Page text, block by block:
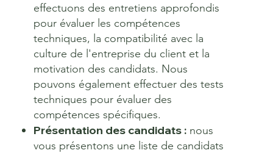
effectuons des entretiens approfondis
pour évaluer les compétences
techniques, la compatibilité avec la
culture de l'entreprise du client et la
motivation des candidats. Nous
pouvons également effectuer des tests
techniques pour évaluer des
compétences spécifiques.
Présentation des candidats :nous
vous présentons une liste de candidats